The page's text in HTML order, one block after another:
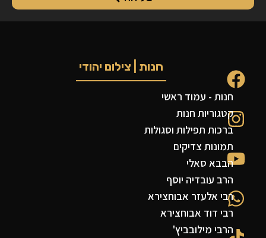
חנות | צילום יהודי
חנות - עמוד ראשי
קטגוריות חנות
ברכות תפילות וסגולות
תמונות צדיקים
הבבא סאלי
הרב עובדיה יוסף
רבי אלעזר אבוחצירא
רבי דוד אבוחצירא
הרבי מילובביץ'